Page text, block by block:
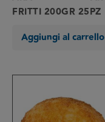
FRITTI 200GR 25PZ
Aggiungi al carrello